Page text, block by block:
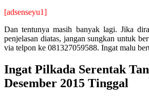
[adsenseyu1]
Dan tentunya masih banyak lagi. Jika
penjelasan diatas, jangan sungkan untuk
via telpon ke 081327059588. Ingat malu
Ingat Pilkada Serentak
Desember 2015 Tinggal